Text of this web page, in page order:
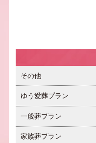
その他
ゆう愛葬プラン
一般葬プラン
家族葬プラン